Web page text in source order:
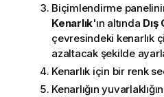
Biçimlendirme
Kenarlık'ın altında Dış
çevresindeki kenarlık
azaltacak şekilde
Kenarlık için bir renk
Kenarlığın